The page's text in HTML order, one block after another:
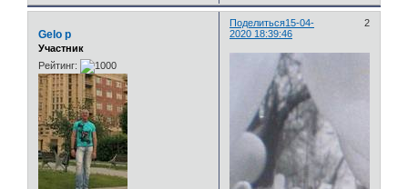
Поделиться 2
15-04-
2020 18:39:46
Gelo p
Участник
Рейтинг: